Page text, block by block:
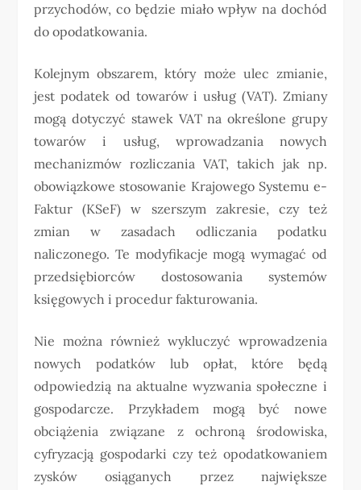
przychodów, co będzie miało wpływ na dochód
do opodatkowania.
Kolejnym obszarem, który może ulec zmianie,
jest podatek od towarów i usług (VAT). Zmiany
mogą dotyczyć stawek VAT na określone grupy
towarów i usług, wprowadzania nowych
mechanizmów rozliczania VAT, takich jak np.
obowiązkowe stosowanie Krajowego Systemu e-
Faktur (KSeF) w szerszym zakresie, czy też
zmian w zasadach odliczania podatku
naliczonego. Te modyfikacje mogą wymagać od
przedsiębiorców dostosowania systemów
księgowych i procedur fakturowania.
Nie można również wykluczyć wprowadzenia
nowych podatków lub opłat, które będą
odpowiedzią na aktualne wyzwania społeczne i
gospodarcze. Przykładem mogą być nowe
obciążenia związane z ochroną środowiska,
cyfryzacją gospodarki czy też opodatkowaniem
zysków osiąganych przez największe